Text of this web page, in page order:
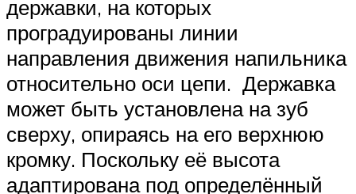
державки, на которых
проградуированы линии
направления движения напильника
относительно оси цепи. Державка
может быть установлена на зуб
сверху, опираясь на его верхнюю
кромку. Поскольку её высота
адаптирована под определённый